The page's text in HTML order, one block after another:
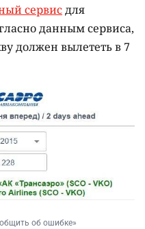
сервисдля
данным сервиса,
должен вылететь в 7
об ошибке»